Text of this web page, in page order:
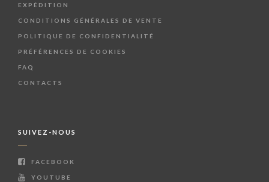
EXPÉDITION
CONDITIONS GÉNÉRALES DE VENTE
POLITIQUE DE CONFIDENTIALITÉ
PRÉFÉRENCES DE COOKIES
FAQ
CONTACTS
SUIVEZ-NOUS
FACEBOOK
YOUTUBE